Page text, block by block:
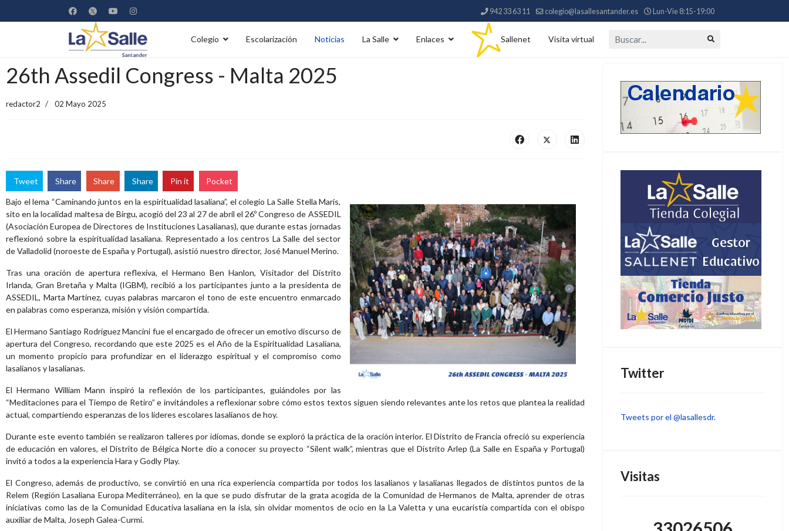
942 33 63 11 colegio@lasallesantander.es Lun-Vie 8:15-19:00
Colegio Escolarización Noticias La Salle Enlaces Sallenet Visita virtual Buscar...
26th Assedil Congress - Malta 2025
redactor2 02 Mayo 2025
Tweet Share Share Share Pin it Pocket
Bajo el lema “Caminando juntos en la espiritualidad lasaliana”, el colegio La Salle Stella Maris,
sito en la localidad maltesa de Birgu, acogió del 23 al 27 de abril el 26º Congreso de ASSEDIL
(Asociación Europea de Directores de Instituciones Lasalianas), que durante estas jornadas
reflexionó sobre la espiritualidad lasaliana. Representado a los centros La Salle del sector
de Valladolid (noroeste de España y Portugal), asistió nuestro director, José Manuel Merino.
Tras una oración de apertura reflexiva, el Hermano Ben Hanlon, Visitador del Distrito
Irlanda, Gran Bretaña y Malta (IGBM), recibió a los participantes junto a la presidenta de
ASSEDIL, Marta Martínez, cuyas palabras marcaron el tono de este encuentro enmarcado
en palabras como esperanza, misión y visión compartida.
El Hermano Santiago Rodríguez Mancini fue el encargado de ofrecer un emotivo discurso de
apertura del Congreso, recordando que este 2025 es el Año de la Espiritualidad Lasaliana,
un momento propicio para profundizar en el liderazgo espiritual y el compromiso como
lasalianos y lasalianas.
El Hermano William Mann inspiró la reflexión de los participantes, guiándoles por las
“Meditaciones para el Tiempo de Retiro” e invitándoles a reflexionar sobre cómo estos textos siguen siendo relevantes ante los retos que plantea la realidad
actual, compartiendo esperanzas de los líderes escolares lasalianos de hoy.
Durante este evento también se realizaron talleres por idiomas, donde se exploró la práctica de la oración interior. El Distrito de Francia ofreció su experiencia
de educación en valores, el Distrito de Bélgica Norte dio a conocer su proyecto “Silent walk”, mientras que el Distrito Arlep (La Salle en España y Portugal)
invitó a todos a la experiencia Hara y Godly Play.
El Congreso, además de productivo, se convirtió en una rica experiencia compartida por todos los lasalianos y lasalianas llegados de distintos puntos de la
Relem (Región Lasaliana Europa Mediterráneo), en la que se pudo disfrutar de la grata acogida de la Comunidad de Hermanos de Malta, aprender de otras
iniciativas como las de la Comunidad Educativa lasaliana en la isla, sin olvidar momentos de ocio en la La Valetta y una eucaristía compartida con el obispo
auxiliar de Malta, Joseph Galea-Curmi.
Twitter
Tweets por el @lasallesdr.
Visitas